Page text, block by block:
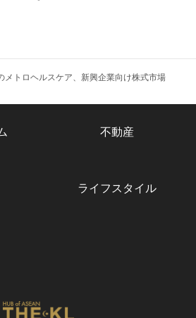
メトロヘルスケア、新興企業向け株式市場
不動産
ライフスタイル